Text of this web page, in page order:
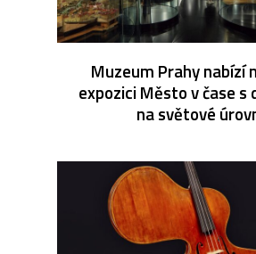
Muzeum Prahy nabízí
expozici Město v čase s
na světové